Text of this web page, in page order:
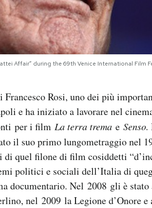
Affair” during the 69th Venice International Film
Francesco Rosi, uno dei più
e ha iniziato a lavorare nel
per i film La terra trema e Senso.
il suo primo lungometraggio nel
quel filone di film cosiddetti
politici e sociali dell’Italia di
documentario. Nel 2008 gli è stato
nel 2009 la Legione d’Onore e